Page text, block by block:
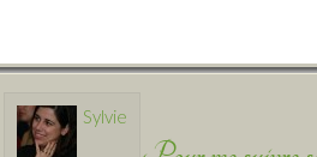
Sylvie